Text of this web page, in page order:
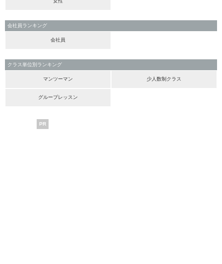
会社員ランキング
会社員
クラス単位別ランキング
マンツーマン 少人数制クラス
グループレッスン
PR